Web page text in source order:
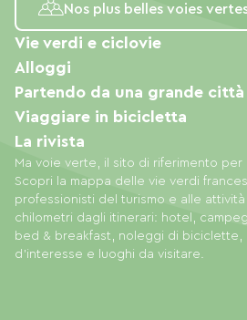
Nos plus belles voies
Ma voie verte, il sito di riferimento per
Scopri la mappa delle vie verdi
professionisti del turismo e alle
chilometri dagli itinerari: hotel,
bed & breakfast, noleggi di biciclette,
d'interesse e luoghi da visitare.
Vie verdi e ciclovie
Alloggi
Partendo da una grande città
Viaggiare in bicicletta
La rivista